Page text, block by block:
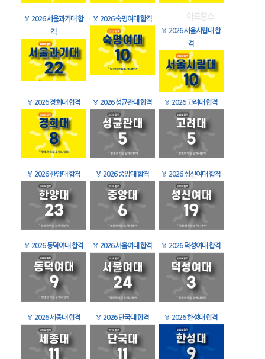
🏅 2026 서울과기대 합
격
🏅 2026 숙명여대 합격
🏅 2026 서울시립대 합
격
🏅 2026 경희대 합격 🏅 2026 성균관대 합격 🏅 2026 고려대 합격
🏅 2026 한양대 합격 🏅 2026 중앙대 합격 🏅 2026 성신여대 합격
🏅 2026 동덕여대 합격 🏅 2026 서울여대 합격 🏅 2026 덕성여대 합격
🏅 2026 세종대 합격 🏅 2026 단국대 합격 🏅 2026 한성대 합격